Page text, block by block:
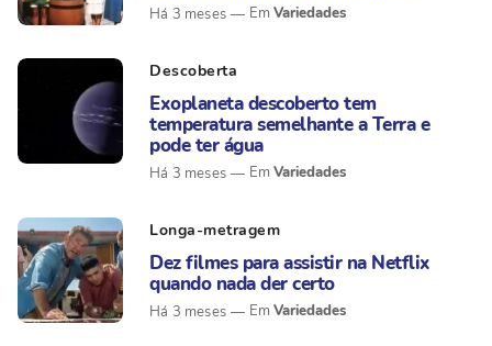
Há 3 meses Variedades
Descoberta
Exoplaneta descoberto tem
temperatura semelhante a Terra e
pode ter água
Há 3 meses Variedades
Longa-metragem
Dez filmes para assistir na Netflix
quando nada der certo
Há 3 meses Variedades